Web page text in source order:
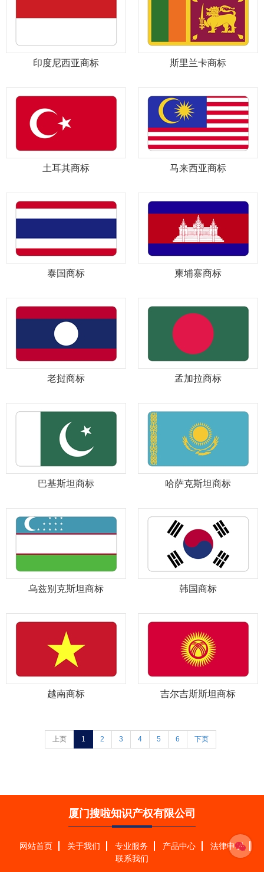
印度尼西亚商标 斯里兰卡商标
土耳其商标 马来西亚商标
泰国商标 柬埔寨商标
老挝商标 孟加拉商标
巴基斯坦商标 哈萨克斯坦商标
乌兹别克斯坦商标 韩国商标
越南商标 吉尔吉斯斯坦商标
上页 1 2 3 4 5 6 下页
厦门搜啦知识产权有限公司
网站首页 关于我们 专业服务 产品中心
法律申明
联系我们